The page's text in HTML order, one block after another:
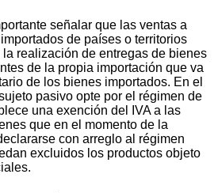
señalar que las ventas a
de países o territorios
realización de entregas de bienes
de la propia importación que va
de los bienes importados. En el
pasivo opte por el régimen de
una exención del IVA a las
que en el momento de la
con arreglo al régimen
excluidos los productos objeto